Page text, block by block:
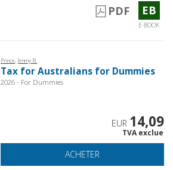
PDF EB
E-BOOK
Prince, Jimmy B.
Tax for Australians for Dummies
2026 - For Dummies
EUR 14,09
TVA exclue
ACHETER